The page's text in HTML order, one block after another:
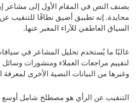
يصنف النص في المقام الأول إلى مشاعر
محايدة. إنه تطبيق أضيق نطاقًا للتنقيب
السياق العاطفي للآراء المعبر عنها.
غالبًا ما يُستخدم تحليل المشاعر في
لتقييم مراجعات العملاء ومنشورات وسائل
وغيرها من البيانات النصية الأخرى لمعرفة
التنقيب عن الرأي هو مصطلح شامل أوسع